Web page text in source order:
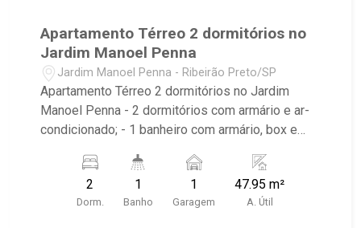
Apartamento Térreo 2 dormitórios no
Jardim Manoel Penna
Jardim Manoel Penna - Ribeirão Preto/SP
Apartamento Térreo 2 dormitórios no Jardim
Manoel Penna - 2 dormitórios com armário e ar-
condicionado; - 1 banheiro com armário, box e
Ventilador de teto no imóvel; - Cozinha Americana
com armário; - Área de Serviço com armário; -
Iluminação no imóvel; - 1 vaga coberta; -
2
Dorm.
1
Banho
1
Garagem
47.95 m²
A. Útil